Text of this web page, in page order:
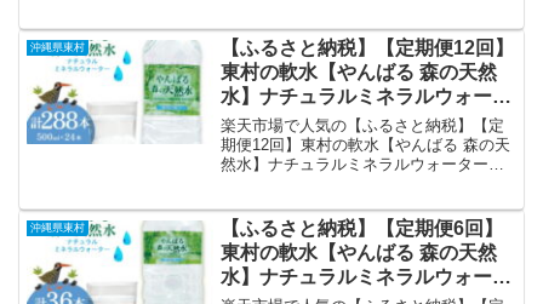
トル 防災 国産 長期保存 備蓄 沖
縄 東村｜価格・送料・ポイント
還元まとめ
ルの水 やんばる ヤンバル ペットボトル
2リットル 防災 国産 長期保存 備蓄 沖縄
東村を徹底解説。沖縄県東村から11,000
円で販売中（送料込み・ポイント1倍）。
実ユーザーレビュー0件・平均評価0の商
品情報・購入方法まとめ。
沖縄県東村
【ふるさと納税】【定期便12回】
東村の軟水【やんばる 森の天然
水】ナチュラルミネラルウォータ
ー 500ml×24本 天然水 ミネラル
ウォーター 水 ソフトドリンク 飲
料水 軟水 東村の水 天然水 お水
ペットボトル 500ml 防災 国産 長
期保存 備蓄｜価格・送料・ポイ
ント還元まとめ
楽天市場で人気の【ふるさと納税】【定
期便12回】東村の軟水【やんばる 森の天
然水】ナチュラルミネラルウォーター
天然水 お水 ヤンバルの水 やんばる ヤン
バル ペットボトル 500ml 防災 国産 長期
保存 備蓄を徹底解説。沖縄県東村から
135,000円で販売中（送料込み・ポイント
1倍）。実ユーザーレビュー0件・平均評
沖縄県東村
【ふるさと納税】【定期便6回】
東村の軟水【やんばる 森の天然
水】ナチュラルミネラルウォータ